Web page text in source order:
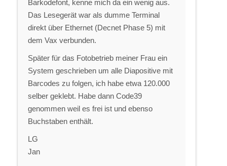
Barkodefont, kenne mich da ein wenig aus.
Das Lesegerät war als dumme Terminal
direkt über Ethernet (Decnet Phase 5) mit
dem Vax verbunden.
Später für das Fotobetrieb meiner Frau ein
System geschrieben um alle Diapositive mit
Barcodes zu folgen, ich habe etwa 120.000
selber geklebt. Habe dann Code39
genommen weil es frei ist und ebenso
Buchstaben enthält.
LG
Jan